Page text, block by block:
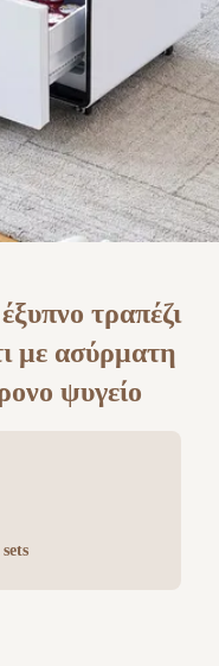
τραπέζι
με ασύρματη
ψυγείο